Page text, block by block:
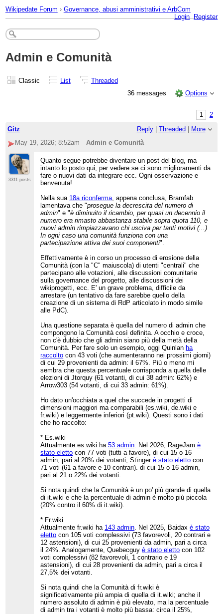
Wikipedate Forum › Governance, abusi amministrativi e ArbCom
Login Register
Admin e Comunità
Classic List
Threaded
36 messages
Options
1
2
Gitz
Reply| Threaded
More
May 19, 2026; 8:52am
Admin e Comunità
3311 posts
Quanto segue potrebbe diventare un post del blog, ma
intanto lo posto qui, per vedere se ci sono miglioramenti da
fare o nuovi dati da integrare ecc. Ogni osservazione e
benvenuta!
Nella sua 18a riconferma , appena conclusa, Bramfab
lamentava che "prosegue la decrescita del numero di
admin" e "è diminuito il ricambio, per quasi un decennio il
numero era rimasto abbastanza stabile sopra quota 110, e
nuovi admin rimpiazzavano chi usciva per tanti motivi (...)
In ogni caso una comunità funziona con una
partecipazione attiva dei suoi componenti".
Effettivamente è in corso un processo di erosione della
Comunità (con la "C" maiuscola) di utenti "centrali" che
partecipano alle votazioni, alle discussioni comunitarie
sulla governance del progetto, alle discussioni dei
wikiprogetti, ecc. E' un grave problema, difficile da
arrestare (un tentativo da fare sarebbe quello della
creazione di un sistema di RdP articolato in modo simile
alle PdC).
Una questione separata è quella del numero di admin che
compongono la Comunità così definita. A occhio e croce,
non c'è dubbio che gli admin siano più della metà della
Comunità. Per fare solo un esempio, oggi Quinlan ha
raccolto con 43 voti (che aumenteranno nei prossimi giorni)
di cui 29 provenienti da admin: il 67%. Più o meno mi
sembra che questa percentuale corrisponda a quella delle
elezioni di Jtorquy (61 votanti, di cui 38 admin: 62%) e
Arrow303 (54 votanti, di cui 33 admin: 61%).
Ho dato un'occhiata a quel che succede in progetti di
dimensioni maggiori ma comparabili (es.wiki, de.wiki e
fr.wiki) e leggermente inferiori (pt.wiki). Questi sono i dati
che ho raccolto:
* Es.wiki
Attualmente es.wiki ha53 admin . Nel 2026, RageJamè
stato eletto con 77 voti (tutti a favore), di cui 15 o 16
admin, pari al 20% dei votanti; Stïngerè stato eletto con
71 voti (61 a favore e 10 contrari). di cui 15 o 16 admin,
pari al 21 o 22% dei votanti.
Si nota quindi che la Comunità è un po' più grande di quella
di it.wiki e che la percentuale di admin è molto più piccola
(20% contro il 60% di it.wiki).
* Fr.wiki
Attualmente fr.wiki ha 143 admin . Nel 2025, Baidaxè stato
eletto con 105 voti complessivi (73 favorevoli, 20 contrari e
12 astensioni), di cui 25 provenienti da admin, pari a circa
il 24%. Analogamente, Quebecguyè stato eletto con 102
voti complessivi (82 favorevoli, 1 contrario e 19
astensioni), di cui 28 provenienti da admin, pari a circa il
27,5% dei votanti.
Si nota quindi che la Comunità di fr.wiki è
significativamente più ampia di quella di it.wiki; anche il
numero assoluto di admin è più elevato, ma la percentuale
di admin tra i votanti è molto più bassa: circa il 25%,